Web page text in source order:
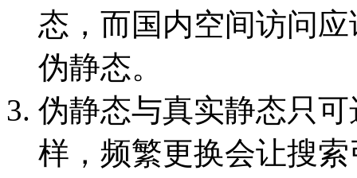
态，而国内空间访问
伪静态。
伪静态与真实静态只
样，频繁更换会让搜